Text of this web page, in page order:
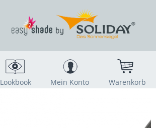
Lookbook Mein Konto Warenkorb